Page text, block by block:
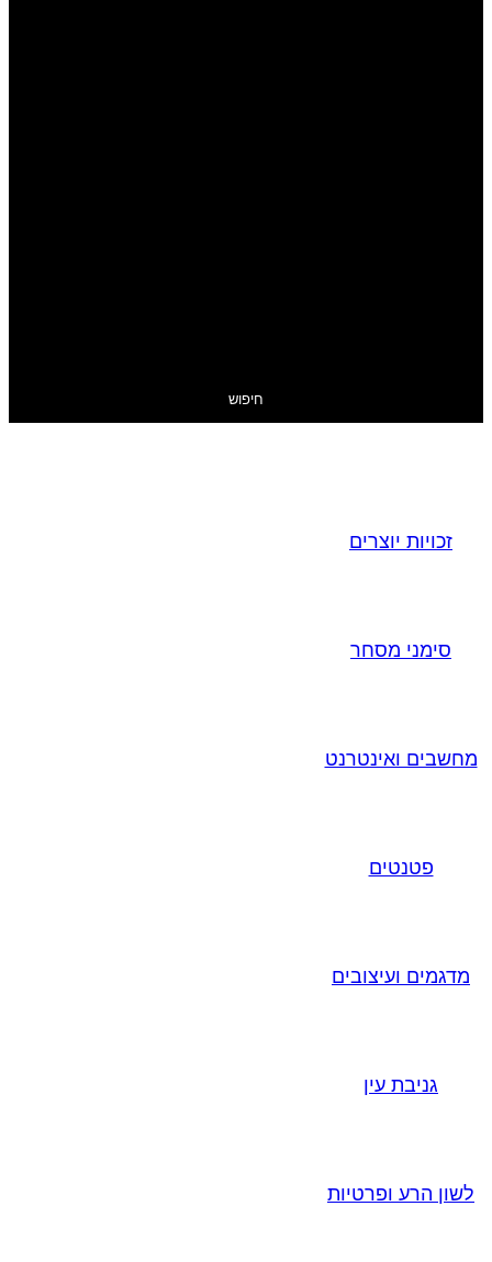
חיפוש
זכויות יוצרים
סימני מסחר
מחשבים ואינטרנט
פטנטים
מדגמים ועיצובים
גניבת עין
לשון הרע ופרטיות